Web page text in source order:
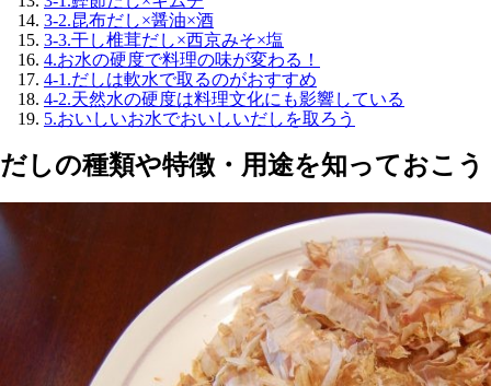
3-2.昆布だし×醤油×酒
3-3.干し椎茸だし×西京みそ×塩
4.お水の硬度で料理の味が変わる！
4-1.だしは軟水で取るのがおすすめ
4-2.天然水の硬度は料理文化にも影響している
5.おいしいお水でおいしいだしを取ろう
だしの種類や特徴・用途を知っておこう